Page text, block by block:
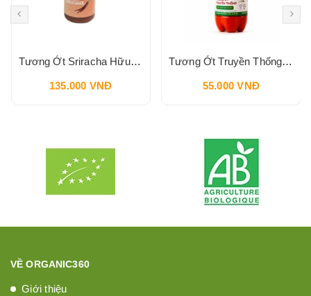
Tương Ớt Sriracha Hữu Cơ Pbfarm 230g
135.000 VNĐ
Tương Ớt Truyền Thống SPICO Sriracha Chilli Sauce 240g
55.000 VNĐ
VỀ ORGANIC360
Giới thiệu